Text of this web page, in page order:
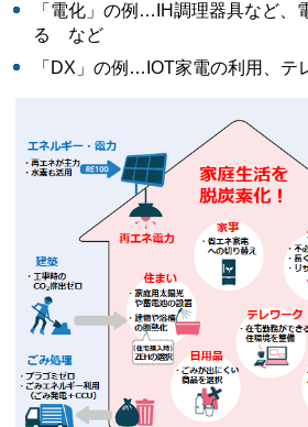
「電化」の例…IH調理器具など、
る など
「DX」の例…IOT家電の利用、